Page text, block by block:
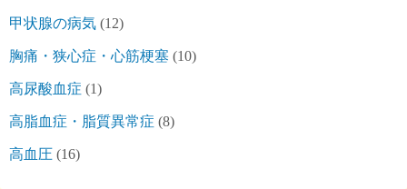
甲状腺の病気 (12)
胸痛・狭心症・心筋梗塞 (10)
高尿酸血症 (1)
高脂血症・脂質異常症 (8)
高血圧 (16)